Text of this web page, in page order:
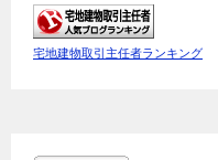
宅地建物取引主任者ランキング